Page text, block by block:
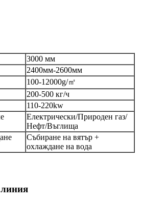
3000 мм
2400мм-2600мм
100-12000g/㎡
200-500 кг/ч
110-220kw
Електрически/Природен газ/
Нефт/Въглища
Събиране на вятър +
охлаждане на вода